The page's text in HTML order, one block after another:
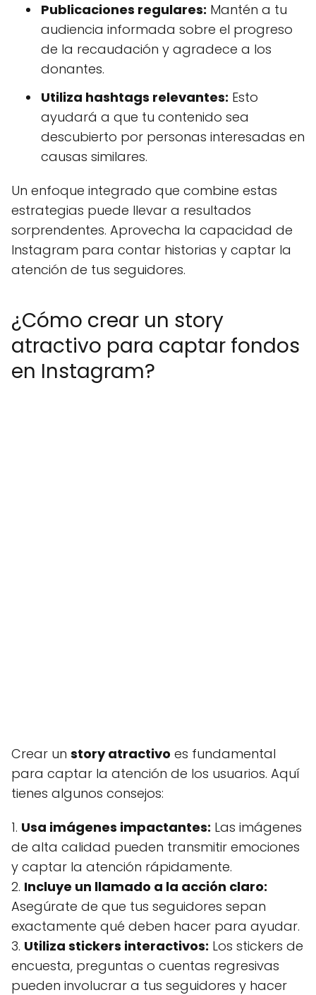
Publicaciones regulares: Mantén a tu
audiencia informada sobre el progreso
de la recaudación y agradece a los
donantes.
Utiliza hashtags relevantes: Esto
ayudará a que tu contenido sea
descubierto por personas interesadas en
causas similares.
Un enfoque integrado que combine estas
estrategias puede llevar a resultados
sorprendentes. Aprovecha la capacidad de
Instagram para contar historias y captar la
atención de tus seguidores.
¿Cómo crear un story
atractivo para captar fondos
en Instagram?
Crear un story atractivo es fundamental
para captar la atención de los usuarios. Aquí
tienes algunos consejos:
1. Usa imágenes impactantes: Las imágenes
de alta calidad pueden transmitir emociones
y captar la atención rápidamente.
2. Incluye un llamado a la acción claro:
Asegúrate de que tus seguidores sepan
exactamente qué deben hacer para ayudar.
3. Utiliza stickers interactivos: Los stickers de
encuesta, preguntas o cuentas regresivas
pueden involucrar a tus seguidores y hacer